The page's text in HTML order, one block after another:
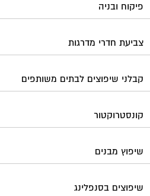
פיקוח ובניה
צביעת חדרי מדרגות
קבלני שיפוצים לבתים משותפים
קונסטרוקטור
שיפוץ מבנים
שיפוצים בסנפלינג